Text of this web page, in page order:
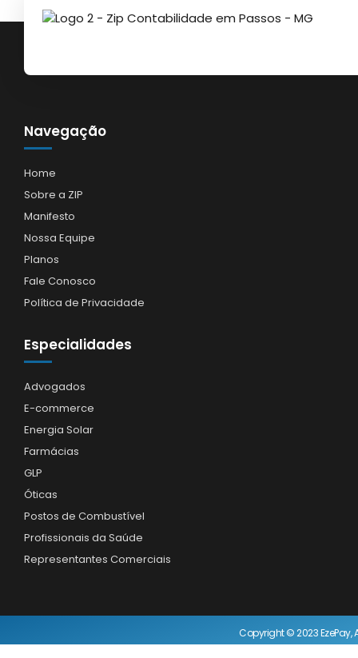
Navegação
Home
Sobre a ZIP
Manifesto
Nossa Equipe
Planos
Fale Conosco
Política de Privacidade
Especialidades
Advogados
E-commerce
Energia Solar
Farmácias
GLP
Óticas
Postos de Combustível
Profissionais da Saúde
Representantes Comerciais
Copyright © 2023 EzePay,